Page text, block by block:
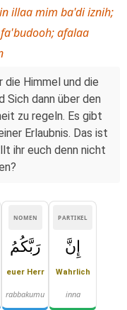
illaa mim ba'di iznih;
afalaa
die Himmel und die
Sich dann über den
zu regeln. Es gibt
Erlaubnis. Das ist
ihr euch denn nicht
PARTIKEL
إِنَّ
Wahrlich
inna
NOMEN
رَبَّكُمُ
euer Herr
rabbakumu